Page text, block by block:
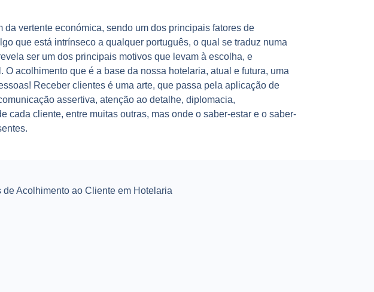
da vertente económica, sendo um dos principais fatores de
que está intrínseco a qualquer português, o qual se traduz numa
ser um dos principais motivos que levam à escolha, e
O acolhimento que é a base da nossa hotelaria, atual e futura, uma
Receber clientes é uma arte, que passa pela aplicação de
assertiva, atenção ao detalhe, diplomacia,
cada cliente, entre muitas outras, mas onde o saber-estar e o saber-
Acolhimento ao Cliente em Hotelaria